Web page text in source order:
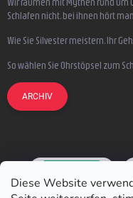
Diese Website
Schlafen nicht, bei ihnen hört
Wie Sie Silvester meistern, Ihr
So wählen Sie Ohrstöpsel zum
ARCHIV